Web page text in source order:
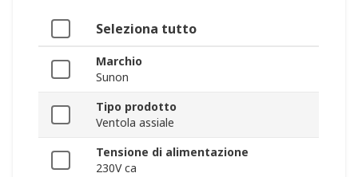
Seleziona tutto
Marchio
Sunon
Tipo prodotto
Ventola assiale
Tensione di alimentazione
230V ca